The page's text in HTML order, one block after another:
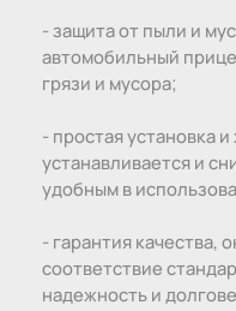
- защита от пыли и
автомобильный
грязи и мусора;
- простая установка
устанавливается и
удобным в
- гарантия качества,
соответствие
надежность и